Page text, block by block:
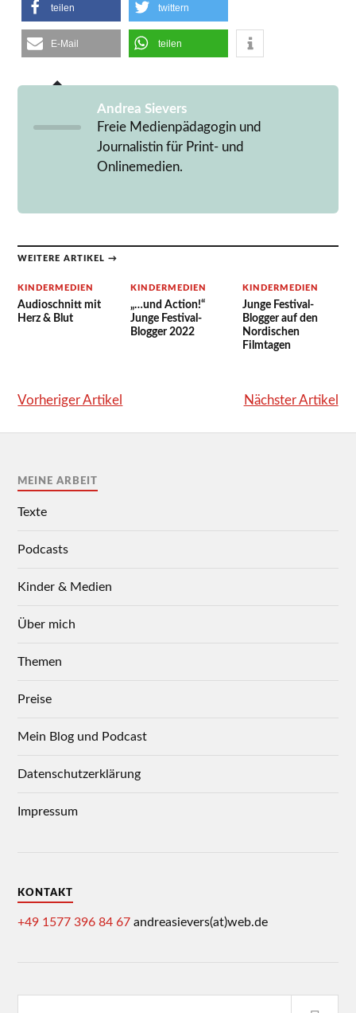
teilen twittern
E-Mail teilen
Andrea Sievers
Freie Medienpädagogin und
Journalistin für Print- und
Onlinemedien.
WEITERE ARTIKEL →
KINDERMEDIEN
Audioschnitt mit
Herz & Blut
KINDERMEDIEN
„…und Action!“
Junge Festival-
Blogger 2022
KINDERMEDIEN
Junge Festival-
Blogger auf den
Nordischen
Filmtagen
Vorheriger Artikel Nächster Artikel
MEINE ARBEIT
Texte
Podcasts
Kinder & Medien
Über mich
Themen
Preise
Mein Blog und Podcast
Datenschutzerklärung
Impressum
KONTAKT
+49 1577 396 84 67 andreasievers(at)web.de